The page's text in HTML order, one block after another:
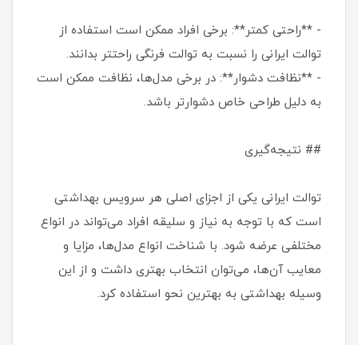
- **راحتی کمتر**: برخی افراد ممکن است استفاده از
توالت ایرانی را نسبت به توالت فرنگی راحتتر بدانند.
- **نظافت دشوار**: در برخی مدل‌ها، نظافت ممکن است
به دلیل طراحی خاص دشوارتر باشد.
## نتیجه‌گیری
توالت ایرانی یکی از اجزای اصلی هر سرویس بهداشتی
است که با توجه به نیاز و سلیقه افراد می‌تواند در انواع
مختلفی عرضه شود. با شناخت انواع مدل‌ها، مزایا و
معایب آن‌ها، می‌توان انتخاب بهتری داشت و از این
وسیله بهداشتی به بهترین نحو استفاده کرد.